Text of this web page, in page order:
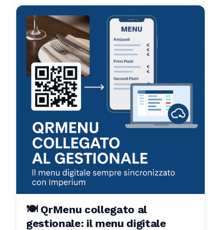
🍽️ QrMenu collegato al
gestionale: il menu digitale